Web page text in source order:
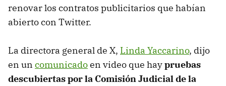
renovar los contratos publicitarios que habían
abierto con Twitter.
La directora general de X, Linda Yaccarino, dijo
en un comunicadoen video que haypruebas
descubiertas por la Comisión Judicial de la